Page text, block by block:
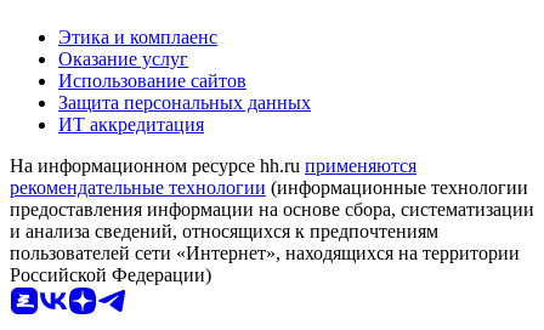
Этика и комплаенс
Оказание услуг
Использование сайтов
Защита персональных данных
ИТ аккредитация
На информационном ресурсе hh.ru применяются
рекомендательные технологии (информационные технологии
предоставления информации на основе сбора, систематизации
и анализа сведений, относящихся к предпочтениям
пользователей сети «Интернет», находящихся на территории
Российской Федерации)